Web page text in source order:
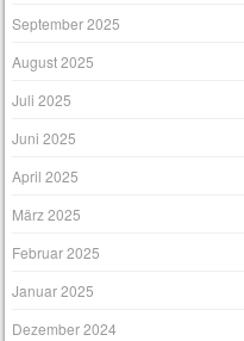
September 2025
August 2025
Juli 2025
Juni 2025
April 2025
März 2025
Februar 2025
Januar 2025
Dezember 2024